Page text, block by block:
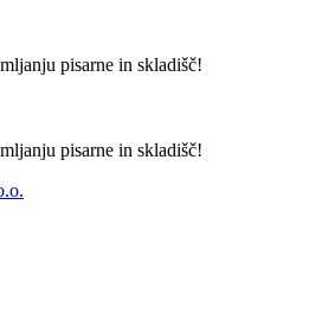
pisarne in skladišč!
pisarne in skladišč!